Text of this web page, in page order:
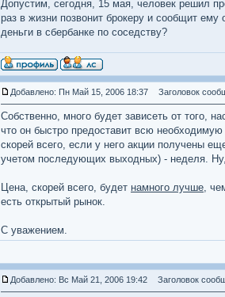
Допустим, сегодня, 15 мая, человек решил
раз в жизни позвонит брокеру и сообщит
деньги в сбербанке по соседству?
Добавлено: Пн Май 15, 2006 18:37 Заголовок
Собственно, много будет зависеть от того,
что он быстро предоставит всю
скорей всего, если у него акции получены
учетом последующих выходных) - неделя.
Цена, скорей всего, будет намного лучше,
есть открытый рынок.
С уважением.
Добавлено: Вс Май 21, 2006 19:42 Заголовок